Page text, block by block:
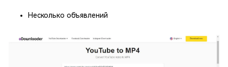
Несколько объявлений